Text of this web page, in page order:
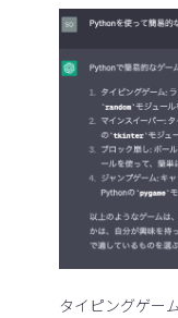
タイピングゲー